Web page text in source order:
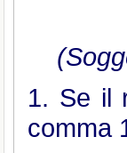
1. Se il
comma